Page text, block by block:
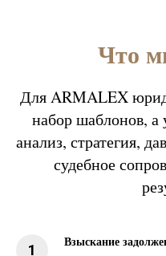
Что
Для ARMALEX
набор шаблонов, а
анализ, стратегия,
судебное
Взыскание